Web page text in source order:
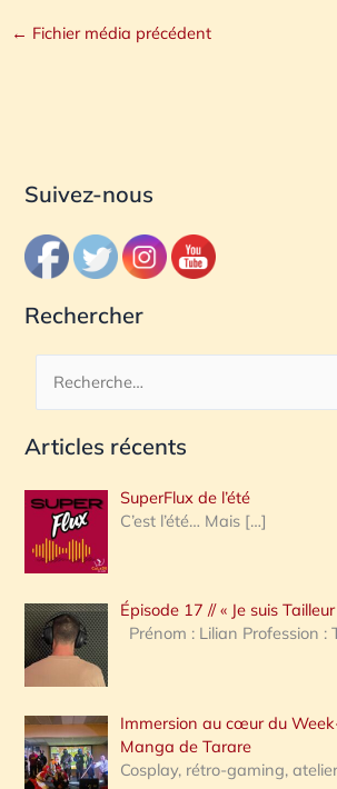
← Fichier média précédent
Suivez-nous
Rechercher
c
e
r
c
h
e
:
Articles récents
SuperFlux de l’été
C’est l’été… Mais […]
Épisode 17 // « Je suis
Prénom : Lilian Profession :
Immersion au cœur du
Manga de Tarare
Cosplay, rétro-gaming,